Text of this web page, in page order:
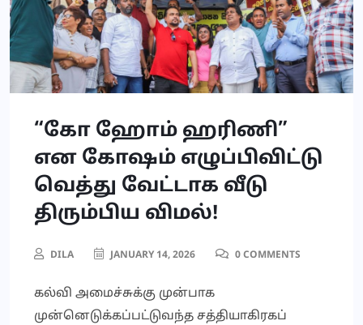
“கோ ஹோம் ஹரிணி”
என கோஷம் எழுப்பிவிட்டு
வெத்து வேட்டாக வீடு
திரும்பிய விமல்!
DILA JANUARY 14, 2026 0 COMMENTS
கல்வி அமைச்சுக்கு முன்பாக
முன்னெடுக்கப்பட்டுவந்த சத்தியாகிரகப்